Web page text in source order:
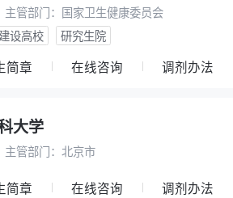
主管部门： 国家卫生健康委员会
设高校
研究生院
简章 在线咨询 调剂办法
大学
主管部门： 北京市
简章 在线咨询 调剂办法